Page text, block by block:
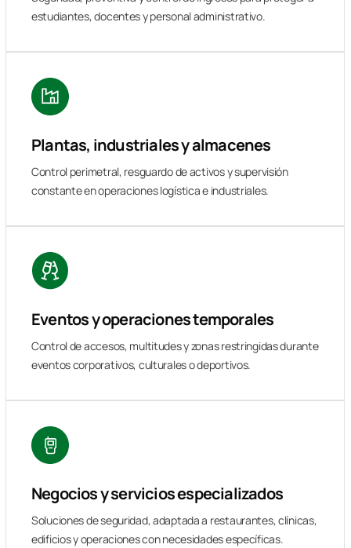
estudiantes, docentes y personal administrativo.
Plantas, industriales y almacenes
Control perimetral, resguardo de activos y supervisión
constante en operaciones logística e industriales.
Eventos y operaciones temporales
Control de accesos, multitudes y zonas restringidas durante
eventos corporativos, culturales o deportivos.
Negocios y servicios especializados
Soluciones de seguridad, adaptada a restaurantes, clínicas,
edificios y operaciones con necesidades específicas.